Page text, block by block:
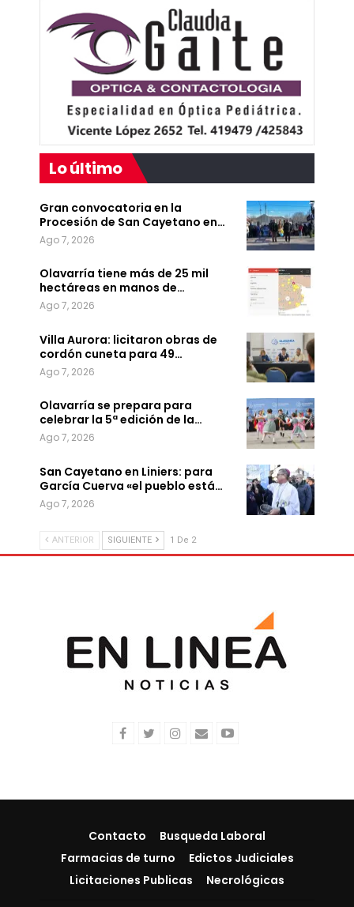
Lo último
Gran convocatoria en la
Procesión de San Cayetano en…
Ago 7, 2026
Olavarría tiene más de 25 mil
hectáreas en manos de…
Ago 7, 2026
Villa Aurora: licitaron obras de
cordón cuneta para 49…
Ago 7, 2026
Olavarría se prepara para
celebrar la 5ª edición de la…
Ago 7, 2026
San Cayetano en Liniers: para
García Cuerva «el pueblo está…
Ago 7, 2026
ANTERIOR SIGUIENTE 1 De 2
Contacto
Busqueda Laboral
Farmacias de turno
Edictos Judiciales
Licitaciones Publicas
Necrológicas